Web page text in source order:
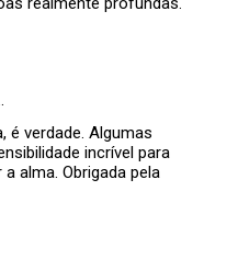
é verdade. Algumas
incrível para
alma. Obrigada pela